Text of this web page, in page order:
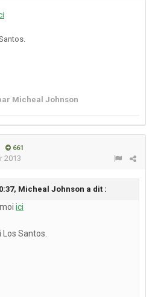
Micheal Johnson
661
2013
Micheal Johnson a dit :
ici
Los Santos.